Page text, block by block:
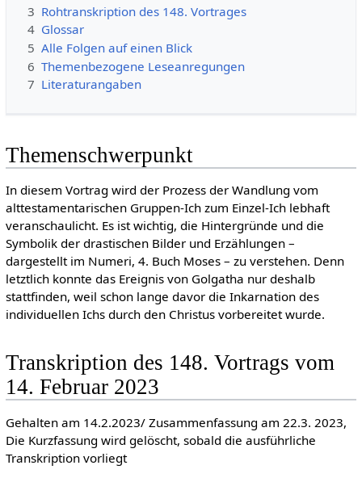
3 Rohtranskription des 148. Vortrages
4 Glossar
5 Alle Folgen auf einen Blick
6 Themenbezogene Leseanregungen
7 Literaturangaben
Themenschwerpunkt
In diesem Vortrag wird der Prozess der Wandlung vom
alttestamentarischen Gruppen-Ich zum Einzel-Ich lebhaft
veranschaulicht. Es ist wichtig, die Hintergründe und die
Symbolik der drastischen Bilder und Erzählungen –
dargestellt im Numeri, 4. Buch Moses – zu verstehen. Denn
letztlich konnte das Ereignis von Golgatha nur deshalb
stattfinden, weil schon lange davor die Inkarnation des
individuellen Ichs durch den Christus vorbereitet wurde.
Transkription des 148. Vortrags vom
14. Februar 2023
Gehalten am 14.2.2023/ Zusammenfassung am 22.3. 2023,
Die Kurzfassung wird gelöscht, sobald die ausführliche
Transkription vorliegt